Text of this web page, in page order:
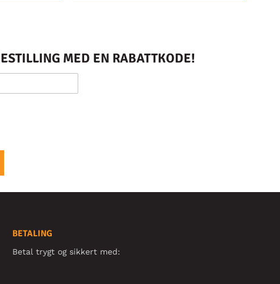
MED EN RABATTKODE!
BETALING
Betal trygt og sikkert med: